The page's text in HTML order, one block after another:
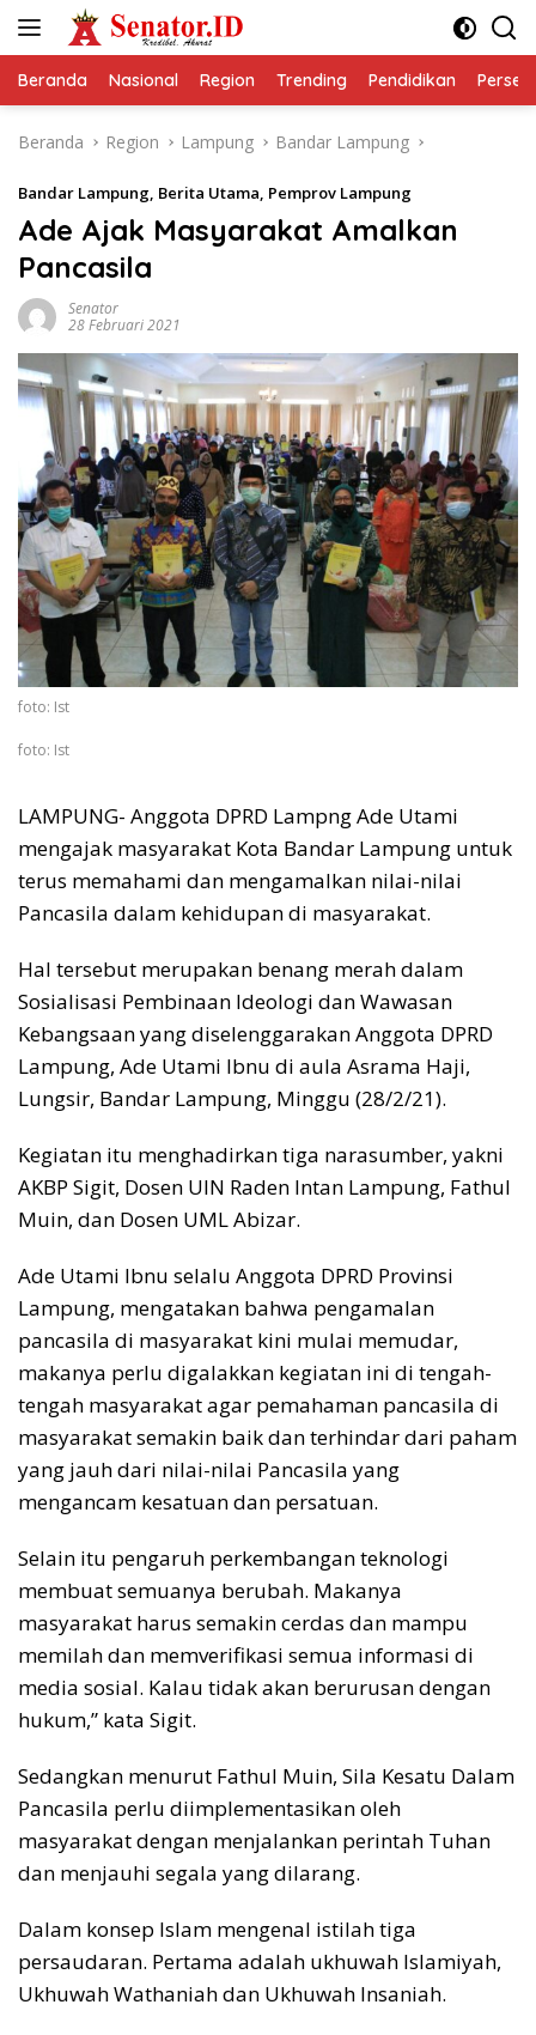
Beranda Nasional Region Trending Pendidikan
Beranda Region Lampung Bandar Lampung
Bandar Lampung, Berita Utama, Pemprov Lampung
Ade Ajak Masyarakat Amalkan
Pancasila
Senator
28 Februari 2021
foto: Ist
foto: Ist
LAMPUNG- Anggota DPRD Lampng Ade Utami
mengajak masyarakat Kota Bandar Lampung untuk
terus memahami dan mengamalkan nilai-nilai
Pancasila dalam kehidupan di masyarakat.
Hal tersebut merupakan benang merah dalam
Sosialisasi Pembinaan Ideologi dan Wawasan
Kebangsaan yang diselenggarakan Anggota DPRD
Lampung, Ade Utami Ibnu di aula Asrama Haji,
Lungsir, Bandar Lampung, Minggu (28/2/21).
Kegiatan itu menghadirkan tiga narasumber, yakni
AKBP Sigit, Dosen UIN Raden Intan Lampung, Fathul
Muin, dan Dosen UML Abizar.
Ade Utami Ibnu selalu Anggota DPRD Provinsi
Lampung, mengatakan bahwa pengamalan
pancasila di masyarakat kini mulai memudar,
makanya perlu digalakkan kegiatan ini di tengah-
tengah masyarakat agar pemahaman pancasila di
masyarakat semakin baik dan terhindar dari paham
yang jauh dari nilai-nilai Pancasila yang
mengancam kesatuan dan persatuan.
Selain itu pengaruh perkembangan teknologi
membuat semuanya berubah. Makanya
masyarakat harus semakin cerdas dan mampu
memilah dan memverifikasi semua informasi di
media sosial. Kalau tidak akan berurusan dengan
hukum,” kata Sigit.
Sedangkan menurut Fathul Muin, Sila Kesatu Dalam
Pancasila perlu diimplementasikan oleh
masyarakat dengan menjalankan perintah Tuhan
dan menjauhi segala yang dilarang.
Dalam konsep Islam mengenal istilah tiga
persaudaran. Pertama adalah ukhuwah Islamiyah,
Ukhuwah Wathaniah dan Ukhuwah Insaniah.